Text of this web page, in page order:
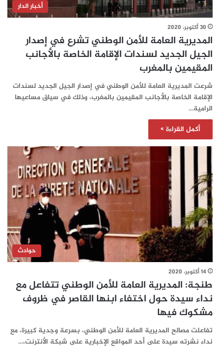
أخبار الدار
30 أكتوبر، 2020
المديرية العامة للأمن الوطني تشرع في إصدار
الجيل الجديد لسندات الإقامة الخاصة بالأجانب
المقيمين بالمغرب
شرعت المديرية العامة للأمن الوطني في إصدار الجيل الجديد لسندات
الإقامة الخاصة بالأجانب المقيمين بالمغرب، وذلك في سياق مساعيها
الرامية…
أكمل القراءة »
حوادث
14 أكتوبر، 2020
طنجة: المديرية العامة للأمن الوطني تتفاعل مع
نداء سيدة حول اختفاء ابنها القاصر في ظروف
مشكوك فيها
تفاعلت مصالح المديرية العامة للأمن الوطني، بسرعة وجدية كبيرة، مع
نداء نشرته سيدة على أحد المواقع الإخبارية على شبكة الأنترنت،…